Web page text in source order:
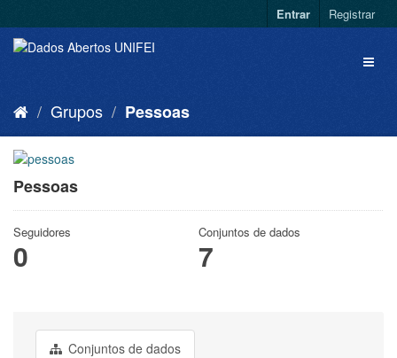
Entrar Registrar
Grupos Pessoas
Pessoas
Seguidores
0
Conjuntos de dados
7
Conjuntos de dados